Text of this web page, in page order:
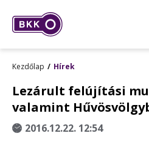
Kezdőlap Hírek
Lezárult felújítási
valamint
2016.12.22. 12:54